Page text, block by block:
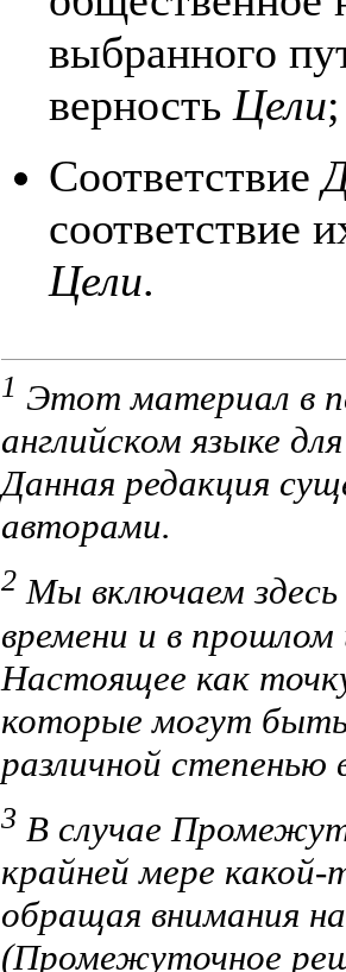
выбранного
верность Цели;
Соответствие
соответствие
Цели.
1 Этот материал в
английском языке
Данная редакция
авторами.
2 Мы включаем
времени и в
Настоящее как
которые могут быть
различной степенью
3 В случае
крайней мере
обращая внимания
(Промежуточное